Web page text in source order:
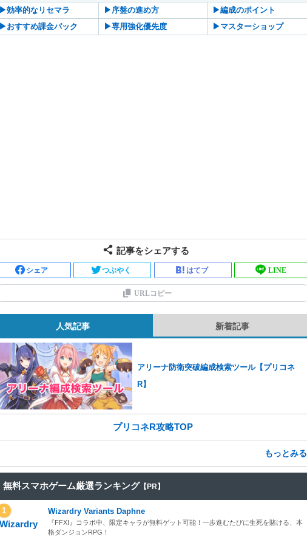
▶︎効率的なリセマラ
▶︎序盤の進め方
▶︎編成のポイント
▶︎おすすめ課金パック
▶︎専用強化優先度 ▶︎マスターショップ
記事をシェアする
シェア つぶやく はてブ LINE
URLコピー
人気記事 新着記事
アリーナ防衛突破編成検索ツール【プリコネ
R】
プリコネR攻略TOP
もっとみる
無料スマホゲーム厳選ランキング 【PR】
1 Wizardry Variants Daphne
『FFXI』コラボ中、限定キャラが無料ゲット可能！一歩進むたびに生死を賭ける、本
格ダンジョンRPG！